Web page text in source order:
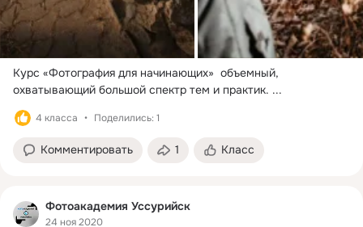
Курс «Фотография для начинающих»  объемный,
охватывающий большой спектр тем и практик. ...
4 класса Поделились: 1
Комментировать 1 Класс
Фотоакадемия Уссурийск
24 ноя 2020